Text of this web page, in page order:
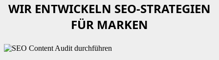
WIR ENTWICKELN SEO-STRATEGIEN
FÜR MARKEN